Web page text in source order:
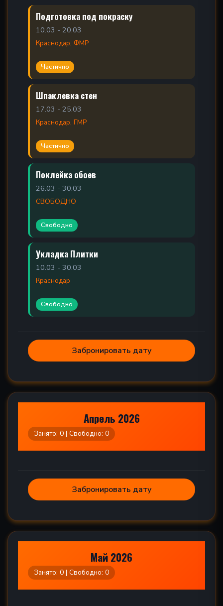
Подготовка под покраску
10.03 - 20.03
Краснодар, ФМР
Частично
Шпаклевка стен
17.03 - 25.03
Краснодар, ГМР
Частично
Поклейка обоев
26.03 - 30.03
СВОБОДНО
Свободно
Укладка Плитки
10.03 - 30.03
Краснодар
Свободно
Забронировать дату
Апрель 2026
Занято: 0 | Свободно: 0
Забронировать дату
Май 2026
Занято: 0 | Свободно: 0